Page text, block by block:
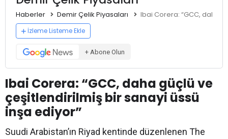
Haberler Demir Çelik Piyasaları Ibai Corera: “GCC, daha
İzleme Listeme Ekle
+ Abone Olun
Ibai Corera: “GCC, daha güçlü ve
çeşitlendirilmiş bir sanayi üssü
inşa ediyor”
Suudi Arabistan’ın Riyad kentinde düzenlenen The